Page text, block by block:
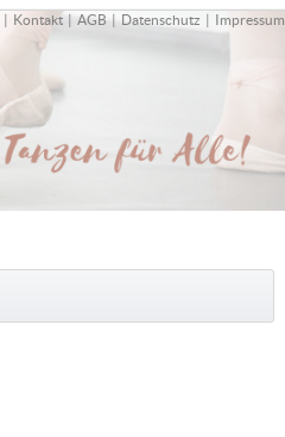
| Kontakt | AGB | Datenschutz | Impressum